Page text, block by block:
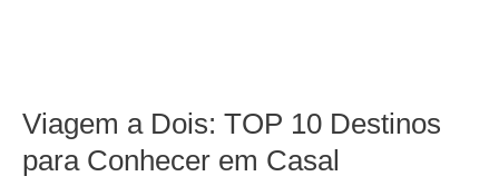
Viagem a Dois: TOP 10 Destinos
para Conhecer em Casal